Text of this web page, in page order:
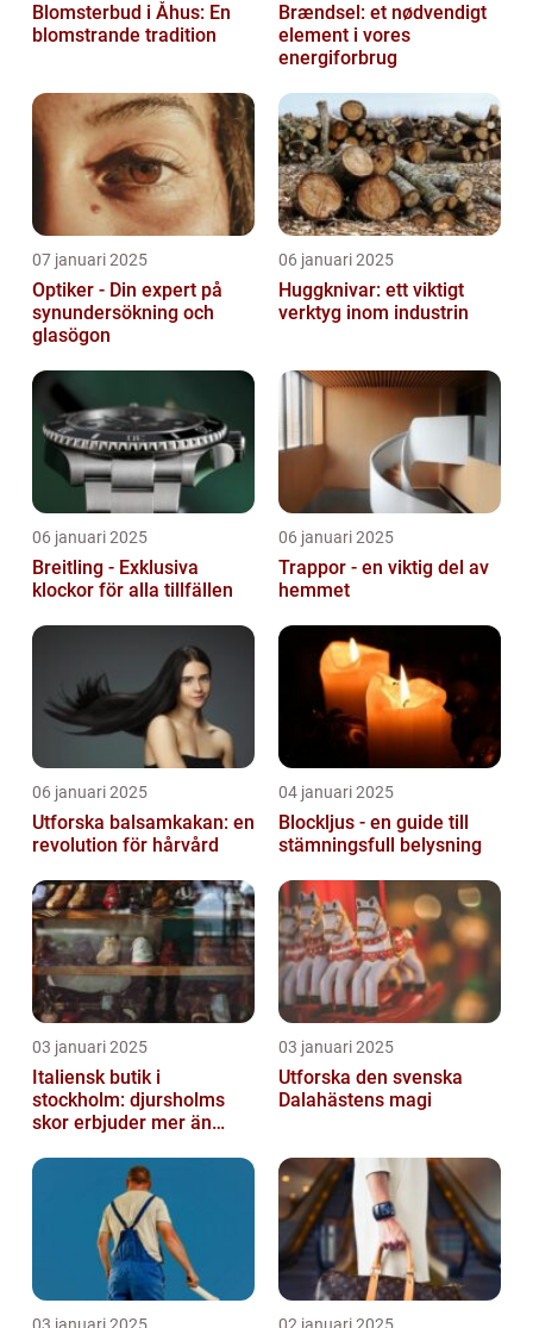
Blomsterbud i Åhus: En
blomstrande tradition
Brændsel: et nødvendigt
element i vores
energiforbrug
07 januari 2025
Optiker - Din expert på
synundersökning och
glasögon
06 januari 2025
Huggknivar: ett viktigt
verktyg inom industrin
06 januari 2025
Breitling - Exklusiva
klockor för alla tillfällen
06 januari 2025
Trappor - en viktig del av
hemmet
06 januari 2025
Utforska balsamkakan: en
revolution för hårvård
04 januari 2025
Blockljus - en guide till
stämningsfull belysning
03 januari 2025
Italiensk butik i
stockholm: djursholms
skor erbjuder mer än
03 januari 2025
Utforska den svenska
Dalahästens magi